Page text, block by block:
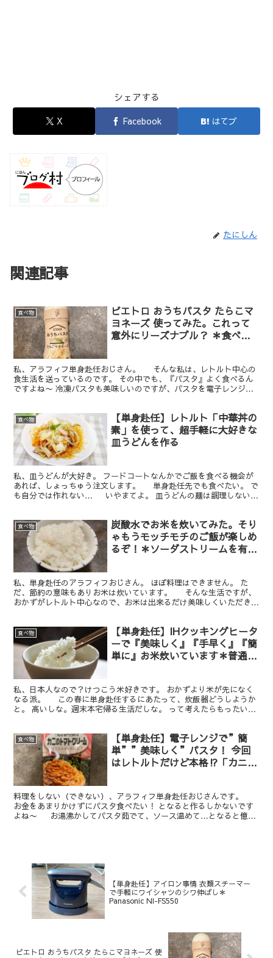
シェアする
X Facebook はてブ
たにしん
関連記事
食べ物
ピエトロ おうちパスタ たらこマ
ヨネーズ 使ってみた。これって
意外にリーズナブル？ ＊食べた
私、アラフィフ単身赴任おじさん。 そんな私は、レトルト中心の
食生活を送っているのです。 その中でも、『パスタ』よく食べるん
ですよね〜 冷凍パスタも美味しいのですが、パスタを電子レンジで
食べ物
【単身赴任】レトルト「中華丼の
素」を使って、超手軽に大好きな
皿うどんを作る
私、皿うどんが大好き。 フードコートなんかでご飯を食べる機会が
あれば、しょっちゅう注文します。 単身赴任先でも食べたい。 で
も自分では作れない… いやまてよ。 皿うどんの麺は調理しない。
食べ物
炭酸水でお米を炊いてみた。そり
ゃもうモッチモチのご飯が楽しめ
るぞ！＊ソーダストリームを有効
私、単身赴任のアラフィフおじさん。 ほぼ料理はできません。 た
だ、節約の意味もありお米は炊いています。 そんな生活ですが、
おかずがレトルト中心なので、お米は出来るだけ美味しくいただきた
食べ物
【単身赴任】IHクッキングヒータ
ーで『美味しく』『手早く』『簡
単に』お米炊いています＊普通の
私、日本人なので？けつこう米好きです。 おかずより米が先になく
なる派。 この春に単身赴任するにあたって、炊飯器どうしようか
と。 高いしな。週末本宅帰る生活だしな。 って考えたらもったいな
食べ物
【単身赴任】電子レンジで”簡
単””美味しく”パスタ！ 今回
はレトルトだけど本格⁉︎「カニの
料理をしない（できない）、アラフィフ単身赴任おじさんです。
お金をあまりかけずにパスタ食べたい！ となると作るしかないです
よね〜 お湯沸かしてパスタ茹でて、ソース温めて…となると億劫
【単身赴任】アイロン事情 衣類スチーマー
で手軽にワイシャツのシワ伸ばし＊
Panasonic NI-FS550
ピエトロ おうちパスタ たらこマヨネーズ 使